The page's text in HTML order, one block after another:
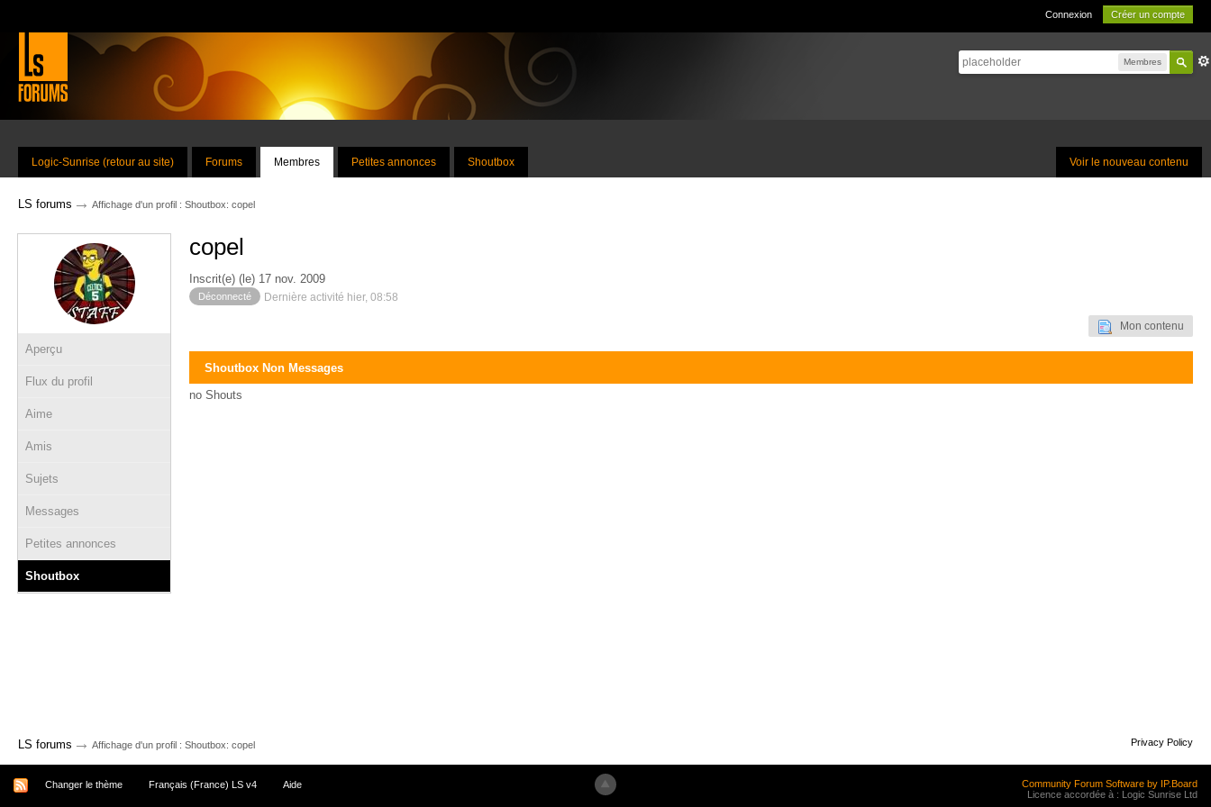
Connexion Créer un compte
Membres
Voir le nouveau contenu
Logic-Sunrise (retour au site) Forums Membres Petites annonces Shoutbox
LS forums → Affichage d'un profil : Shoutbox: copel
Aperçu
Flux du profil
Aime
Amis
Sujets
Messages
Petites annonces
Shoutbox
copel
Inscrit(e) (le) 17 nov. 2009
Déconnecté Dernière activité hier, 08:58
Mon contenu
Shoutbox Non Messages
no Shouts
LS forums → Affichage d'un profil : Shoutbox: copel Privacy Policy
Changer le thème Français (France) LS v4 Aide
Community Forum Software by IP.Board
Licence accordée à : Logic Sunrise Ltd